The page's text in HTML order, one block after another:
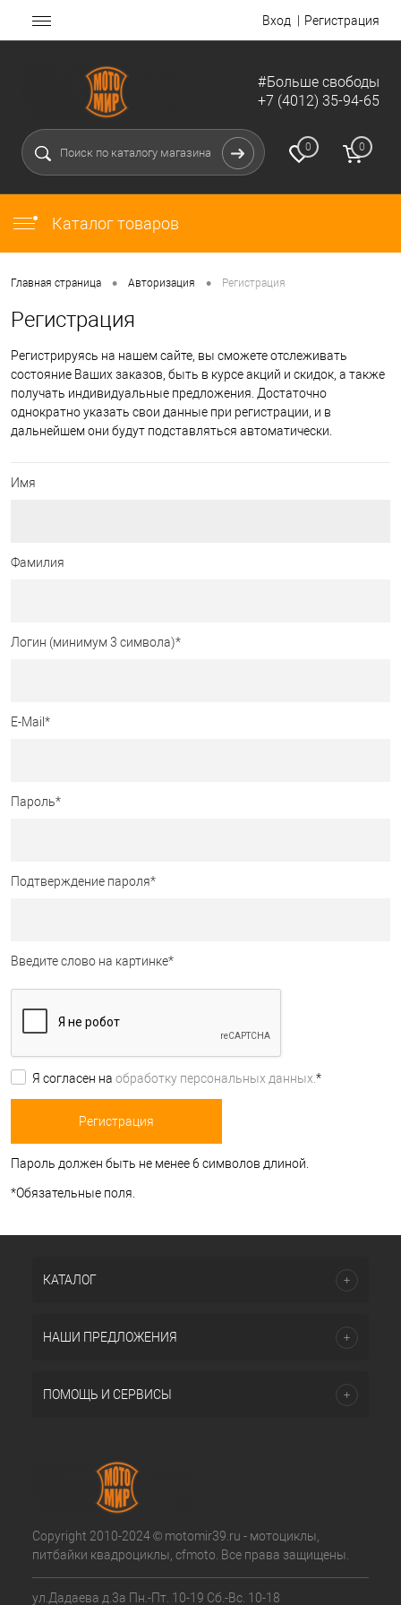
Вход Регистрация
#Больше свободы
+7 (4012) 35-94-65
0 0
Каталог товаров
Главная страница • Авторизация • Регистрация
Регистрация
Регистрируясь на нашем сайте, вы сможете отслеживать
состояние Ваших заказов, быть в курсе акций и скидок, а также
получать индивидуальные предложения. Достаточно
однократно указать свои данные при регистрации, и в
дальнейшем они будут подставляться автоматически.
Имя
Фамилия
Логин (минимум 3 символа)*
E-Mail *
Пароль*
Подтверждение пароля*
Введите слово на картинке*
Я согласен на обработку персональных данных. *
Пароль должен быть не менее 6 символов длиной.
*Обязательные поля.
КАТАЛОГ
НАШИ ПРЕДЛОЖЕНИЯ
ПОМОЩЬ И СЕРВИСЫ
Copyright 2010-2024 © motomir39.ru - мотоциклы,
питбайки квадроциклы, cfmoto. Все права защищены.
ул.Дадаева д.3а Пн.-Пт. 10-19 Сб.-Вс. 10-18